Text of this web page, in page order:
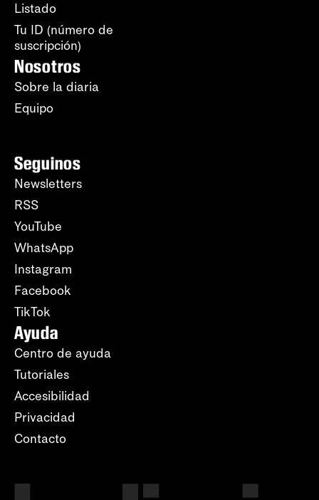
Listado
Tu ID (número de
suscripción)
Nosotros
Sobre la diaria
Equipo
Seguinos
Newsletters
RSS
YouTube
WhatsApp
Instagram
Facebook
TikTok
Ayuda
Centro de ayuda
Tutoriales
Accesibilidad
Privacidad
Contacto